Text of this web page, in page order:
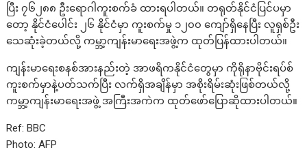
ပြီး ၇၆၂၈၈ ဦးရောဂါကူးစက်ခံ ထားရပါတယ်။ တရုတ်နိုင်ငံပြင်ပမှာ
တော့ နိုင်ငံပေါင်း ၂၆ နိုင်ငံမှာ ကူးစက်မှု ၁၂၀၀ ကျော်ရှိနေပြီး လူရှစ်ဦး
သေဆုံးခဲ့တယ်လို့ ကမ္ဘာ့ကျန်းမာရေးအဖွဲ့က ထုတ်ပြန်ထားပါတယ်။
ကျန်းမာရေးစနစ်အားနည်းတဲ့ အာဖရိကနိုင်ငံတွေမှာ ကိုရိုနာဗိုင်းရပ်စ်
ကူးစက်မှာနဲ့ပတ်သက်ပြီး လက်ရှိအချိန်မှာ အစိုးရိမ်းဆုံးဖြစ်တယ်လို့
ကမ္ဘာ့ကျန်းမာရေးအဖွဲ့ အကြီးအကဲက ထုတ်ဖော်ပြောဆိုထားပါတယ်။
Ref: BBC
Photo: AFP